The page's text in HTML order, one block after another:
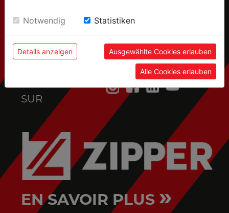
spécialisés !
SUR
EN SAVOIR PLUS »
Einwilligung zu unseren Cookies.
Notwendig Statistiken
Details anzeigen Ausgewählte Cookies erlauben
Alle Cookies erlauben